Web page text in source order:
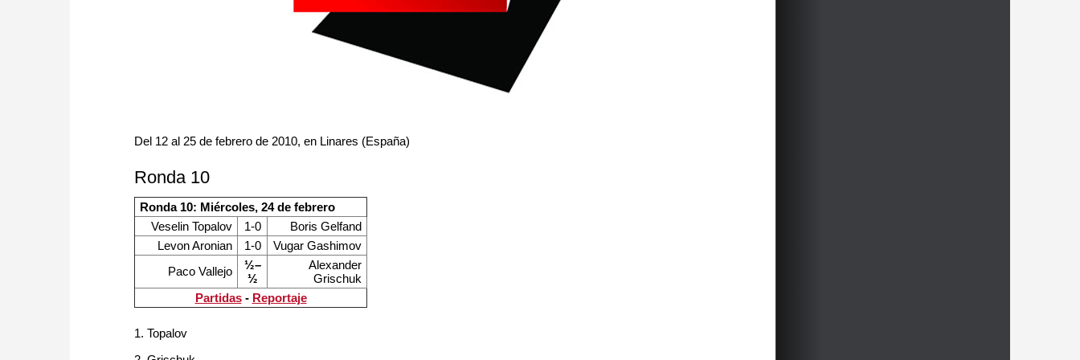
Del 12 al 25 de febrero de 2010, en Linares (España)
Ronda 10
Ronda 10: Miércoles, 24 de febrero
Veselin Topalov
1-0
Boris Gelfand
Levon Aronian
1-0
Vugar Gashimov
Paco Vallejo
½–
½
Alexander
Grischuk
Partidas- Reportaje
1. Topalov